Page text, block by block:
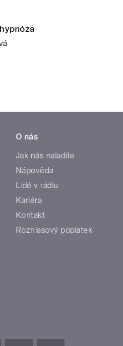
O nás
Jak nás naladíte
Nápověda
Lidé v rádiu
Kariéra
Kontakt
Rozhlasový poplatek